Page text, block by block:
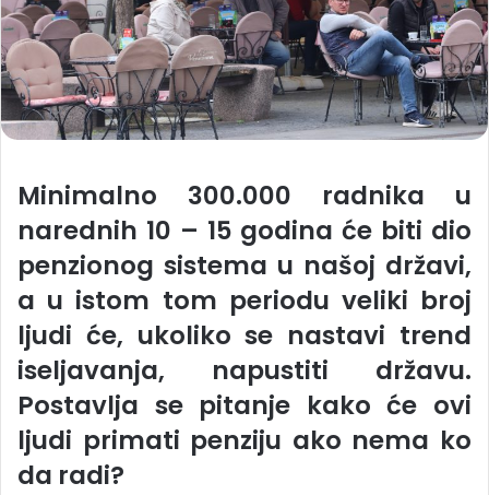
Minimalno 300.000 radnika u
narednih 10 – 15 godina će biti dio
penzionog sistema u našoj državi,
a u istom tom periodu veliki broj
ljudi će, ukoliko se nastavi trend
iseljavanja, napustiti državu.
Postavlja se pitanje kako će ovi
ljudi primati penziju ako nema ko
da radi?